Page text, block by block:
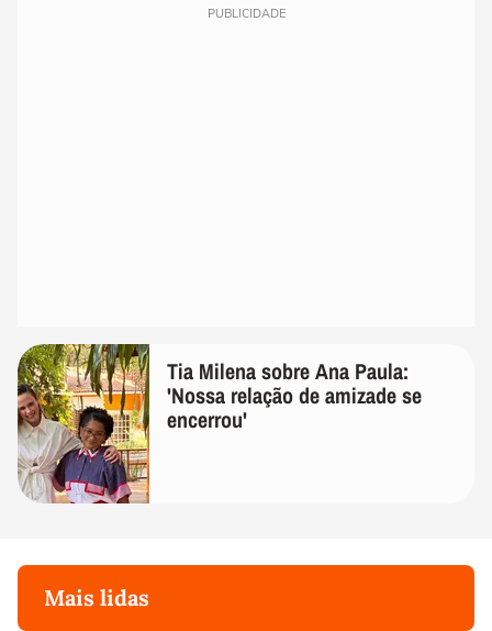
PUBLICIDADE
Tia Milena sobre Ana Paula:
'Nossa relação de amizade se
encerrou'
Mais lidas